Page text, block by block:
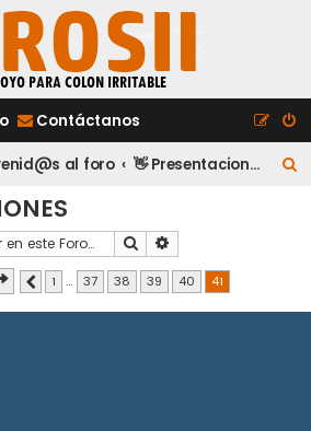
Contáctanos
al foro 👋 Presentaciones
Buscar
Página de41
Anterior
1 … 37 38 39 40 41